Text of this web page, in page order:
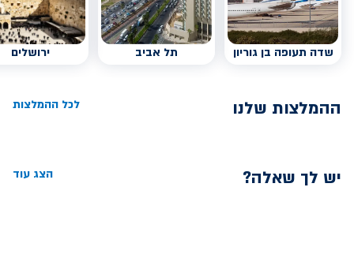
שדה תעופה בן גוריון תל אביב ירושלים
ההמלצות שלנו לכל ההמלצות
יש לך שאלה? הצג עוד